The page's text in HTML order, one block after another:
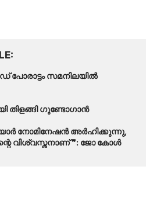
സമനിലയിൽ
തിളങ്ങി ഗുണ്ടോഗാൻ
നോമിനേഷൻ അർഹിക്കുന്നു,
വിശ്വസ്തനാണ് ❞: ജോ കോൾ